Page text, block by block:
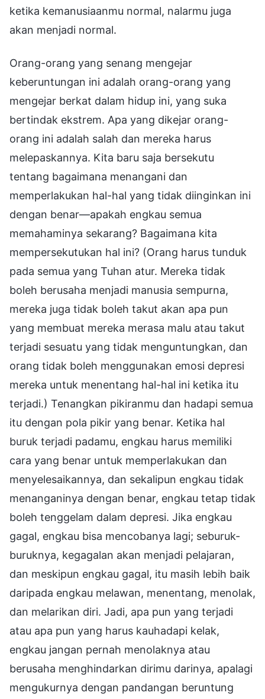
ketika kemanusiaanmu normal, nalarmu juga
akan menjadi normal.
Orang-orang yang senang mengejar
keberuntungan ini adalah orang-orang yang
mengejar berkat dalam hidup ini, yang suka
bertindak ekstrem. Apa yang dikejar orang-
orang ini adalah salah dan mereka harus
melepaskannya. Kita baru saja bersekutu
tentang bagaimana menangani dan
memperlakukan hal-hal yang tidak diinginkan ini
dengan benar—apakah engkau semua
memahaminya sekarang? Bagaimana kita
mempersekutukan hal ini? (Orang harus tunduk
pada semua yang Tuhan atur. Mereka tidak
boleh berusaha menjadi manusia sempurna,
mereka juga tidak boleh takut akan apa pun
yang membuat mereka merasa malu atau takut
terjadi sesuatu yang tidak menguntungkan, dan
orang tidak boleh menggunakan emosi depresi
mereka untuk menentang hal-hal ini ketika itu
terjadi.) Tenangkan pikiranmu dan hadapi semua
itu dengan pola pikir yang benar. Ketika hal
buruk terjadi padamu, engkau harus memiliki
cara yang benar untuk memperlakukan dan
menyelesaikannya, dan sekalipun engkau tidak
menanganinya dengan benar, engkau tetap tidak
boleh tenggelam dalam depresi. Jika engkau
gagal, engkau bisa mencobanya lagi; seburuk-
buruknya, kegagalan akan menjadi pelajaran,
dan meskipun engkau gagal, itu masih lebih baik
daripada engkau melawan, menentang, menolak,
dan melarikan diri. Jadi, apa pun yang terjadi
atau apa pun yang harus kauhadapi kelak,
engkau jangan pernah menolaknya atau
berusaha menghindarkan dirimu darinya, apalagi
mengukurnya dengan pandangan beruntung